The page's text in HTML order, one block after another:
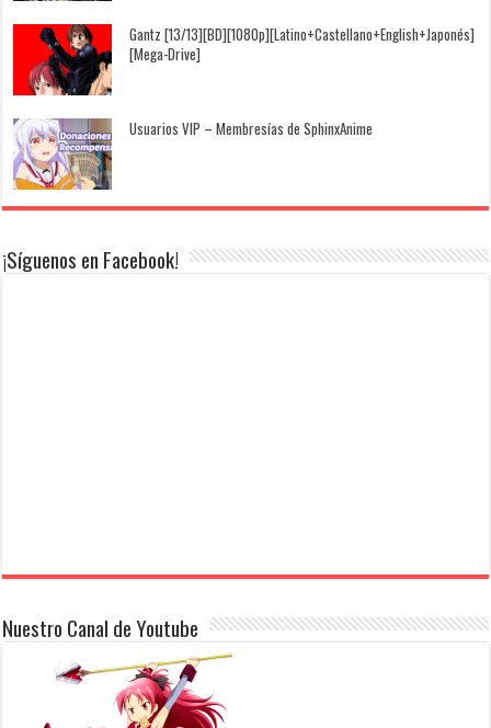
Gantz [13/13][BD][1080p][Latino+Castellano+English+Japonés]
[Mega-Drive]
Usuarios VIP – Membresías de SphinxAnime
¡Síguenos en Facebook!
Nuestro Canal de Youtube